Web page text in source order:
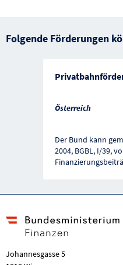
Folgende Förderungen
Österreich
Der Bund kann
2004, BGBL, I/39,
Johannesgasse 5